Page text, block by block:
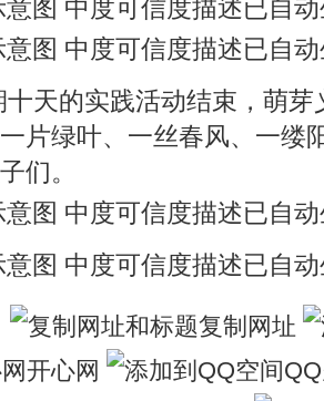
天的实践活动结束，萌
片绿叶、一丝春风、一缕
们。
复制网址
开心网